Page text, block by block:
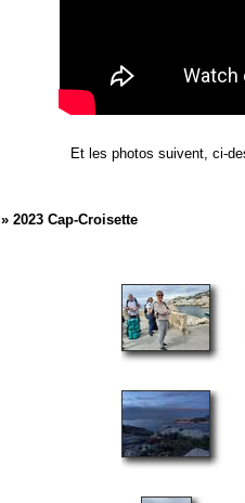
Et les photos suivent, ci-
» 2023 Cap-Croisette